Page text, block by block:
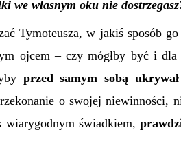
we własnym oku nie
Tymoteusza, w jakiś sposób
ojcem – czy mógłby być i dla
przed samym sobą
o swojej niewinności,
wiarygodnym świadkiem,